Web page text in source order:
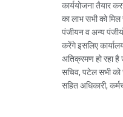
कार्ययोजना तैयार
का लाभ सभी को
पंजीयन व अन्य
करेंगे इसलिए
अतिक्रमण हो रहा है
सचिव, पटेल सभी को
सहित अधिकारी,